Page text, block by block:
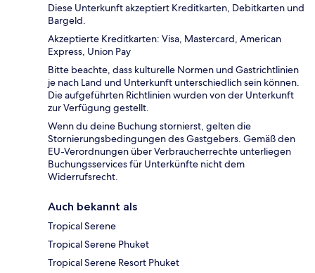
Diese Unterkunft akzeptiert Kreditkarten, Debitkarten und
Bargeld.
Akzeptierte Kreditkarten: Visa, Mastercard, American
Express, Union Pay
Bitte beachte, dass kulturelle Normen und Gastrichtlinien
je nach Land und Unterkunft unterschiedlich sein können.
Die aufgeführten Richtlinien wurden von der Unterkunft
zur Verfügung gestellt.
Wenn du deine Buchung stornierst, gelten die
Stornierungsbedingungen des Gastgebers. Gemäß den
EU-Verordnungen über Verbraucherrechte unterliegen
Buchungsservices für Unterkünfte nicht dem
Widerrufsrecht.
Auch bekannt als
Tropical Serene
Tropical Serene Phuket
Tropical Serene Resort Phuket